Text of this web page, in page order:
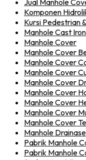
Jual Manhole
Komponen
Kursi Pedestrian
Manhole Cast Iron
Manhole Cover
Manhole Cover
Manhole Cover
Manhole Cover
Manhole Cover
Manhole Cover
Manhole Cover
Manhole Cover
Manhole Cover
Manhole Drainase
Pabrik Manhole
Pabrik Manhole